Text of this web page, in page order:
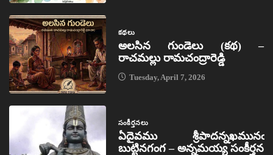
కథలు
అలసిన గుండెలు (కథ) –
రాచమల్లు రామచంద్రారెడ్డి
Tuesday, April 7, 2026
సంకీర్తనలు
ఏదైవము శ్రీపాదన్నఖమునఁ
బుట్టినగంగ – అన్నమయ్య సంకీర్తన